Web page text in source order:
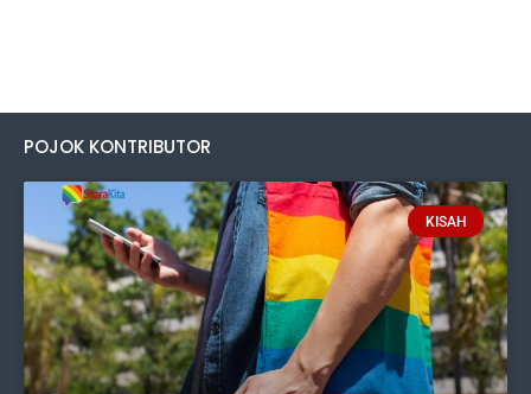
POJOK KONTRIBUTOR
KISAH